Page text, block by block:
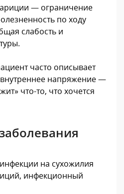
— ограничение
по ходу
слабость и
часто описывает
напряжение —
что-то, что хочется
на сухожилия
инфекционный